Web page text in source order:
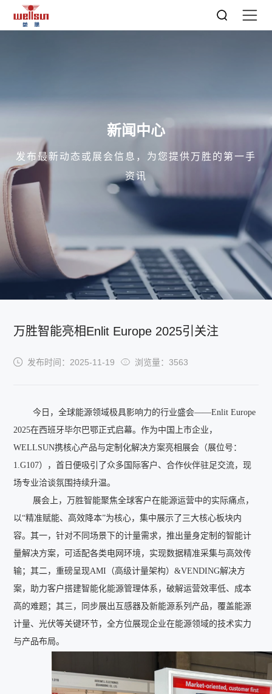
新闻中心
发布最新动态或展会信息，为您提供万胜的第一手
资讯
万胜智能亮相Enlit Europe 2025引关注
发布时间：2025-11-19 浏览量：3563
今日，全球能源领域极具影响力的行业盛会——Enlit Europe
2025在西班牙毕尔巴鄂正式启幕。作为中国上市企业，
WELLSUN携核心产品与定制化解决方案亮相展会（展位号：
1.G107），首日便吸引了众多国际客户、合作伙伴驻足交流，现
场专业洽谈氛围持续升温。
展会上，万胜智能聚焦全球客户在能源运营中的实际痛点，
以“精准赋能、高效降本”为核心，集中展示了三大核心板块内
容。其一，针对不同场景下的计量需求，推出量身定制的智能计
量解决方案，可适配各类电网环境，实现数据精准采集与高效传
输；其二，重磅呈现AMI（高级计量架构）&VENDING解决方
案，助力客户搭建智能化能源管理体系，破解运营效率低、成本
高的难题；其三，同步展出互感器及新能源系列产品，覆盖能源
计量、光伏等关键环节，全方位展现企业在能源领域的技术实力
与产品布局。